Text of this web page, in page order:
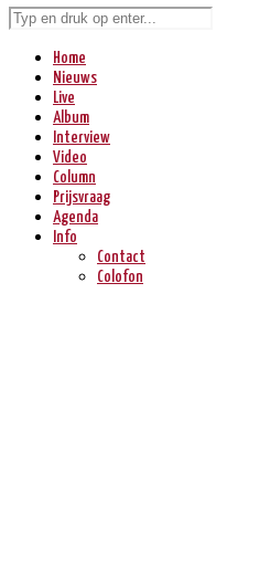
Home
Nieuws
Live
Album
Interview
Video
Column
Prijsvraag
Agenda
Info
Contact
Colofon